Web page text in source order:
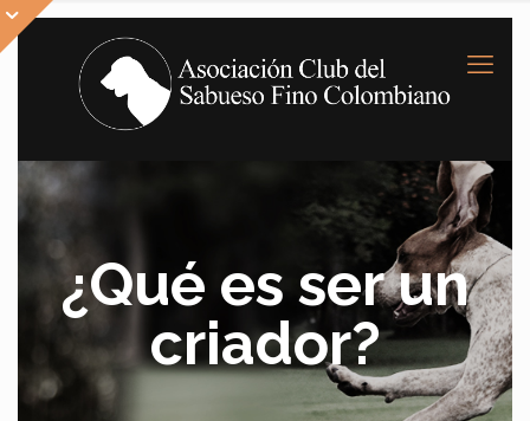
¿Qué es ser un
criador?